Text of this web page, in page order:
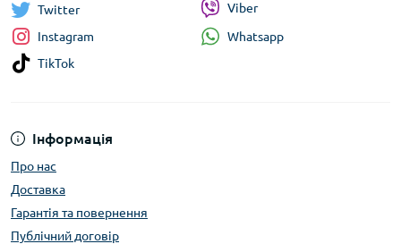
Інформація
Про нас
Доставка
Гарантія та повернення
Публічний договір
Twitter
Instagram
TikTok
Viber
Whatsapp